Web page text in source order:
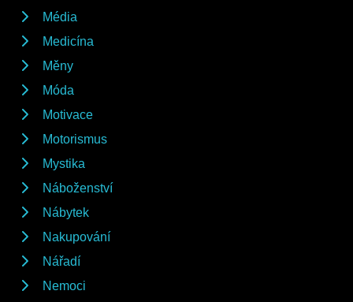
Média
Medicína
Měny
Móda
Motivace
Motorismus
Mystika
Náboženství
Nábytek
Nakupování
Nářadí
Nemoci